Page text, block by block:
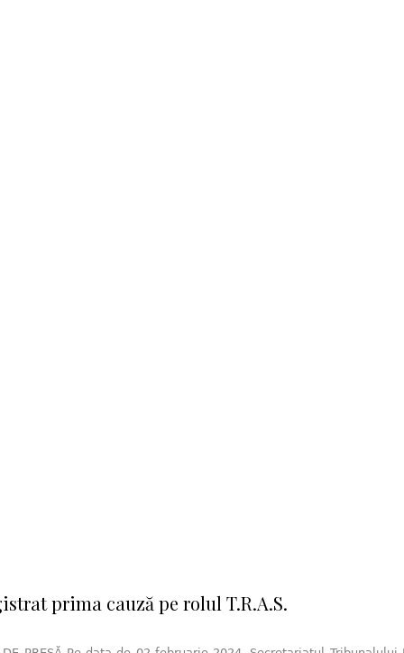
prima cauză pe rolul T.R.A.S.